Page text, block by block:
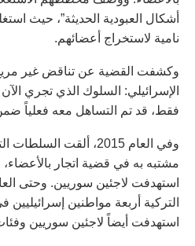
أشكال العبودية الحديثة”، حيث
نامية لاستخراج أعضائهم.
وكشفت القضية عن تناقض غير
الإسرائيلي: السلوك الذي تجري
فقط، قد تم التساهل معه فعلياً
وفي العام 2015، ألقت
مشتبه به في قضية اتجار
التركية أربعة مواطنين
استهدفت أيضاً لاجئين سوريين